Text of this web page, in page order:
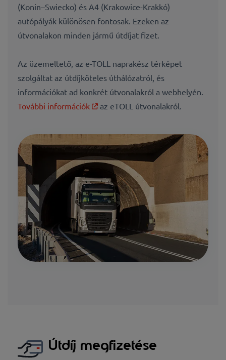
(Konin–Swiecko) és A4 (Krakowice-Krakkó)
autópályák különösen fontosak. Ezeken az
útvonalakon minden jármű útdíjat fizet.
Az üzemeltető, az e-TOLL naprakész térképet
szolgáltat az útdíjköteles úthálózatról, és
információkat ad konkrét útvonalakról a webhelyén.
További információk
az eTOLL útvonalakról.
Útdíj megfizetése